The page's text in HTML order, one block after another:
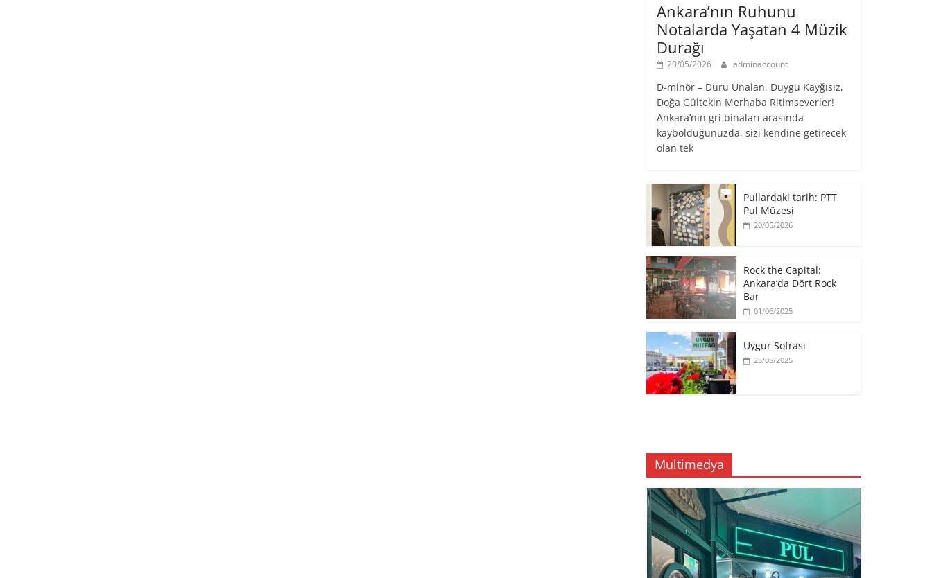
Ankara’nın Ruhunu
Notalarda Yaşatan 4 Müzik
Durağı
20/05/2026 adminaccount
D-minör – Duru Ünalan, Duygu Kayğısız,
Doğa Gültekin Merhaba Ritimseverler!
Ankara’nın gri binaları arasında
kaybolduğunuzda, sizi kendine getirecek
olan tek
Pullardaki tarih: PTT
Pul Müzesi
20/05/2026
Rock the Capital:
Ankara’da Dört Rock
Bar
01/06/2025
Uygur Sofrası
25/05/2025
Multimedya